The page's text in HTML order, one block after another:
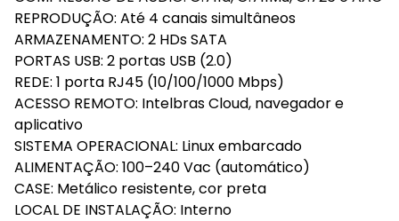
REPRODUÇÃO: Até 4 canais simultâneos
ARMAZENAMENTO: 2 HDs SATA
PORTAS USB: 2 portas USB (2.0)
REDE: 1 porta RJ45 (10/100/1000 Mbps)
ACESSO REMOTO: Intelbras Cloud, navegador e
aplicativo
SISTEMA OPERACIONAL: Linux embarcado
ALIMENTAÇÃO: 100–240 Vac (automático)
CASE: Metálico resistente, cor preta
LOCAL DE INSTALAÇÃO: Interno